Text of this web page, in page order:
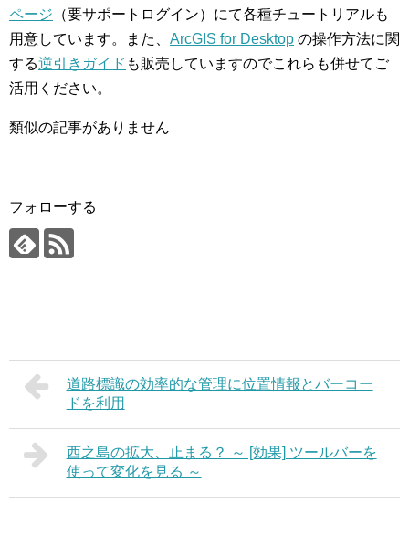
ページ （要サポートログイン）にて各種チュートリアルも
用意しています。また、 ArcGIS for Desktop の操作方法に関
する逆引きガイド も販売していますのでこれらも併せてご
活用ください。
類似の記事がありません
フォローする
道路標識の効率的な管理に位置情報とバーコー
ドを利用
西之島の拡大、止まる？ ～ [効果] ツールバーを
使って変化を見る ～